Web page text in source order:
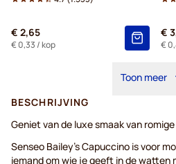
€ 2,65
€ 0,33 / kop
€
€
Toon meer
BESCHRIJVING
Geniet van de luxe smaak van
Senseo Bailey's Capuccino is voor
iemand om wie je geeft in de